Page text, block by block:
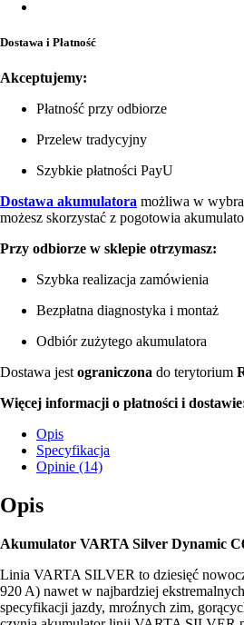
Dostawa i Płatność
Akceptujemy:
Płatność przy odbiorze
Przelew tradycyjny
Szybkie płatności PayU
Dostawa akumulatora możliwa w
możesz skorzystać z pogotowia
Przy odbiorze w sklepie otrzymasz:
Szybka realizacja zamówienia
Bezpłatna diagnostyka i montaż
Odbiór zużytego akumulatora
Dostawa jest ograniczona do terytorium
Więcej informacji o płatności i
Opis
Specyfikacja
Opinie (14)
Opis
Akumulator VARTA Silver Dynamic
Linia VARTA SILVER to dziesięć
920 A) nawet w najbardziej
specyfikacji jazdy, mroźnych zim,